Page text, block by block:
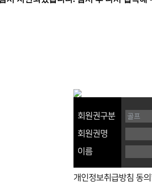
회원권구분
회원권명
이름
개인정보취급방침 동